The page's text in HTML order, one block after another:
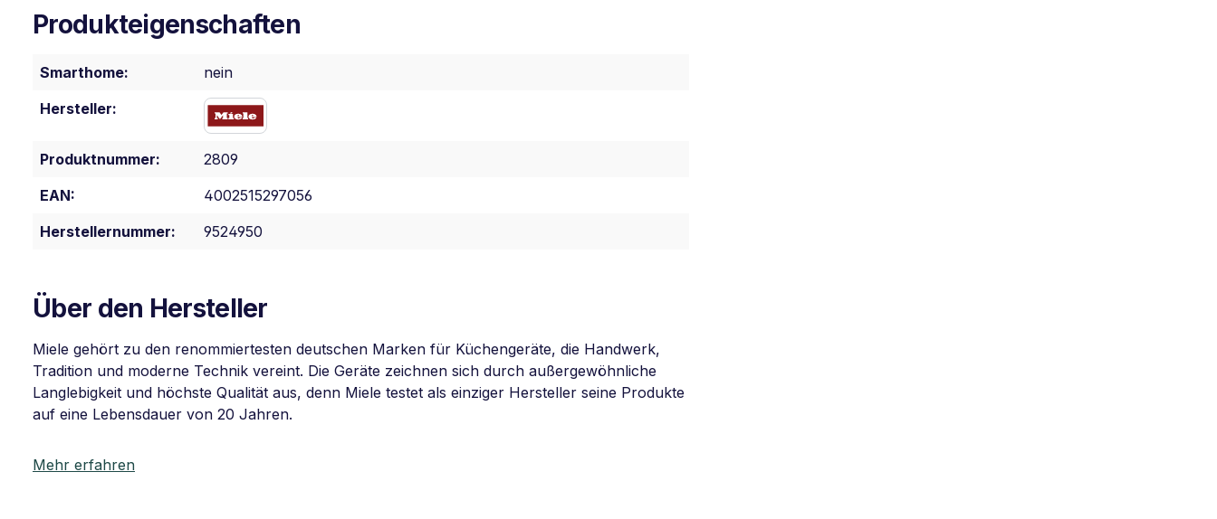
Produkteigenschaften
Smarthome:
nein
Hersteller:
Produktnummer:
2809
EAN:
4002515297056
Herstellernummer:
9524950
Über den Hersteller
Miele gehört zu den renommiertesten deutschen Marken für Küchengeräte, die Handwerk,
Tradition und moderne Technik vereint. Die Geräte zeichnen sich durch außergewöhnliche
Langlebigkeit und höchste Qualität aus, denn Miele testet als einziger Hersteller seine Produkte
auf eine Lebensdauer von 20 Jahren.
Mehr erfahren